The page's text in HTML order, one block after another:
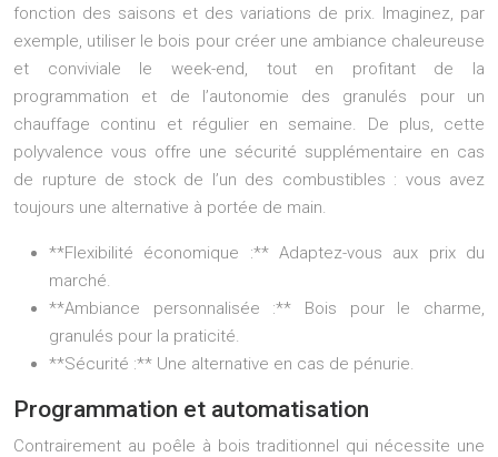
fonction des saisons et des variations de prix. Imaginez, par
exemple, utiliser le bois pour créer une ambiance chaleureuse
et conviviale le week-end, tout en profitant de la
programmation et de l’autonomie des granulés pour un
chauffage continu et régulier en semaine. De plus, cette
polyvalence vous offre une sécurité supplémentaire en cas
de rupture de stock de l’un des combustibles : vous avez
toujours une alternative à portée de main.
**Flexibilité économique :** Adaptez-vous aux prix du
marché.
**Ambiance personnalisée :** Bois pour le charme,
granulés pour la praticité.
**Sécurité :** Une alternative en cas de pénurie.
Programmation et automatisation
Contrairement au poêle à bois traditionnel qui nécessite une